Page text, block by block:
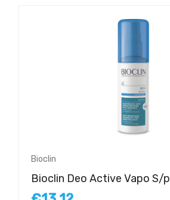
Bioclin
Bioclin Deo Active Vapo S/p